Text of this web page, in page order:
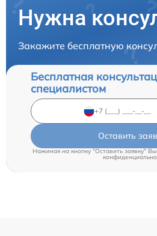
Нужна
Закажите бесплатную
Бесплатная
специалистом
Оставить
Нажимая на кнопку "Оставить заявку"